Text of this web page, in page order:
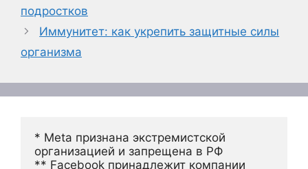
подростков
Иммунитет: как укрепить защитные силы
организма
* Meta признана экстремистской
организацией и запрещена в РФ
** Facebook принадлежит компании